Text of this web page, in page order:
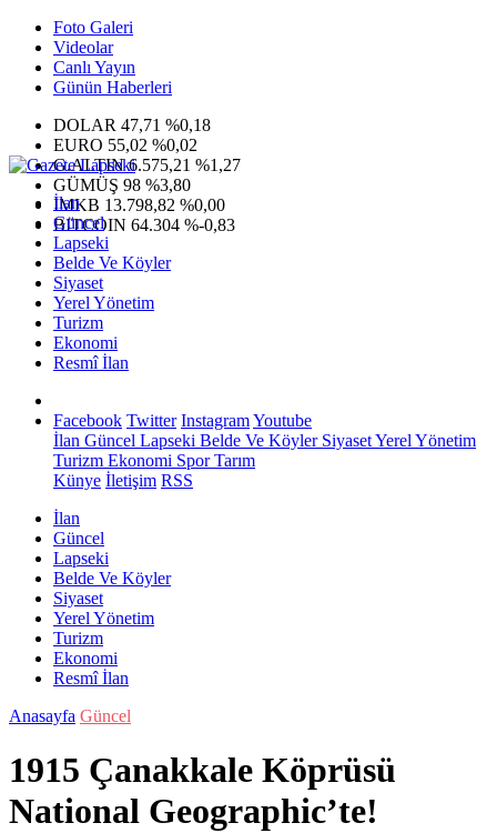
Foto Galeri
Videolar
Canlı Yayın
Günün Haberleri
DOLAR 47,71 %0,18
EURO 55,02 %0,02
G.ALTIN6.575,21 %1,27
GÜMÜŞ 98 %3,80
IMKB 13.798,82 %0,00
BITCOIN 64.304 %-0,83
İlan
Güncel
Lapseki
Belde Ve Köyler
Siyaset
Yerel Yönetim
Turizm
Ekonomi
Resmî İlan
Facebook Twitter InstagramYoutube
İlan Güncel Lapseki Belde Ve KöylerSiyasetYerel Yönetim
Turizm Ekonomi SporTarım
Künye İletişim RSS
İlan
Güncel
Lapseki
Belde Ve Köyler
Siyaset
Yerel Yönetim
Turizm
Ekonomi
Resmî İlan
Anasayfa Güncel
1915 Çanakkale Köprüsü
National Geographic’te!